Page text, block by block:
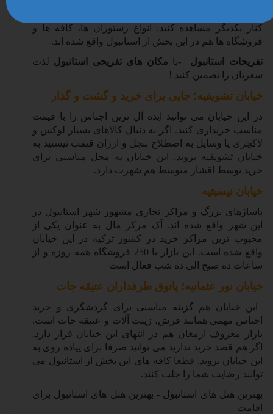
کنار یکدیگر مشاهده کنید. انواع رستوران ها، کافه ها و
فروشگاه ها هم در این بخش از استانبول واقع شده اند.
تفریحات استانبول
-با مکان های تفریحی استانبول لذت
سفرتان را تضمین کنید !
خیابان تشویقیه؛ جایی برای خرید و گشت و گذار
در این خیابان می توانید ایده آل ترین اجناس را با قیمت
مناسب خریداری کنید. اگر به دنبال کالاهای بسیار لوکس و
لاکچری یا وسایل به اصطلاح بنجل و ارزان قیمت نیستید به
خیابان تشویقیه بروید. این خیابان به محل مناسبی برای
خرید توسط اقشار متوسط هم شهرت دارد.
خیابان نیسپتیه
پاساژهای بزرگ و مراکز تجاری مشهور شهر استانبول در
این شهر واقع شده اند. آک مرکز مال به عنوان یکی از
محبوب ترین مراکز خرید در کشور ترکیه در این خیابان
واقع شده است. این بازار با 250 فروشگاه همه روزه و از
ساعات ده صبح الی ده شب فعال است
خیابان نور عثمانیه؛ پاتوق طرفداران عتیقه جات
این خیابان هم گزینه مناسبی برای گردشگری و خرید
اجناس مهمی همانند فرش، زینت آلات و عتیقه جات است.
بازار معروف ارمغان هم در انتهای این خیابان قرار دارد.
اگر هم قصد خرید ندارید می توانید صرفا برای پیاده روی به
این خیابان بروید. قطعا کافه های این بخش از استانبول می
توانند رضایت شما را جلب کنند.
بهترین هتل های استانبول - بهترین هتل های استانبول برای
اقامت